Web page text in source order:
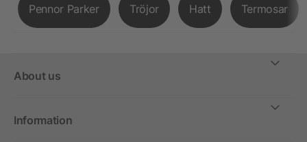
Pennor Parker Tröjor Hatt Termosar
About us
Information